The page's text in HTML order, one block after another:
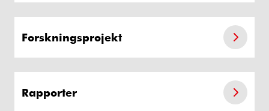
Forskningsprojekt
Rapporter